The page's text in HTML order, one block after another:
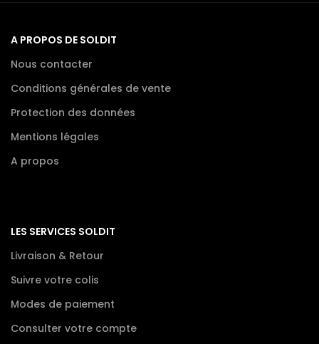
A PROPOS DE SOLDIT
Nous contacter
Conditions générales de vente
Protection des données
Mentions légales
A propos
LES SERVICES SOLDIT
Livraison & Retour
Suivre votre colis
Modes de paiement
Consulter votre compte